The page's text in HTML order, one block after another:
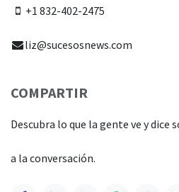
+1 832-402-2475
liz@sucesosnews.com
COMPARTIR
Descubra lo que la gente ve y dice
a la conversación.